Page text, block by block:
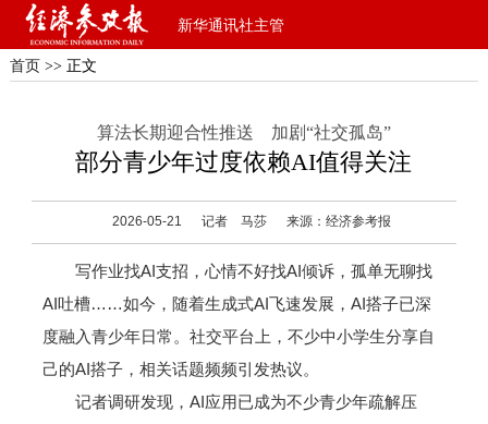
新华通讯社主管
首页 >> 正文
算法长期迎合性推送 加剧“社交孤岛”
部分青少年过度依赖AI值得关注
2026-05-21 记者 马莎 来源：经济参考报
写作业找AI支招，心情不好找AI倾诉，孤单无聊找
AI吐槽……如今，随着生成式AI飞速发展，AI搭子已深
度融入青少年日常。社交平台上，不少中小学生分享自
己的AI搭子，相关话题频频引发热议。
记者调研发现，AI应用已成为不少青少年疏解压